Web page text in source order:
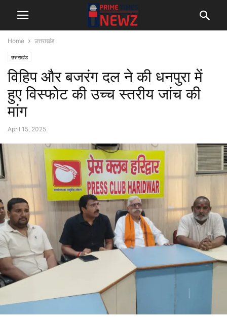
Home उत्तराखंड
उत्तराखंड
विहिप और बजरंग दल ने की धनपुरा में
हुए विस्फोट की उच्च स्तरीय जांच की
मांग
April 15, 2025